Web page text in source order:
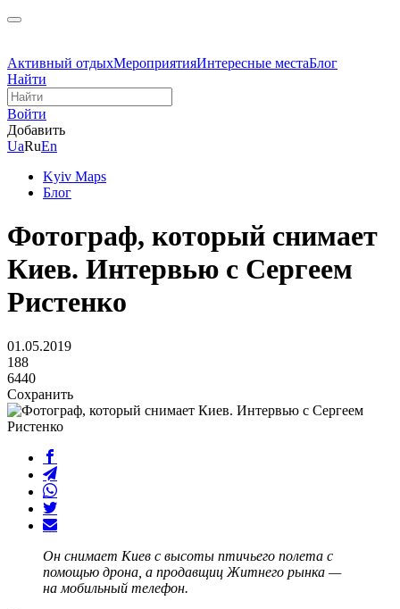
Активный отдыхМероприятияИнтересные местаБлог
Найти
Войти
Добавить
UaRuEn
Kyiv Maps
Блог
Фотограф, который снимает
Киев. Интервью с Сергеем
Ристенко
01.05.2019
188
6440
Сохранить
Он снимает Киев с высоты птичьего полета с
помощью дрона, а продавщиц Житнего рынка —
на мобильный телефон.